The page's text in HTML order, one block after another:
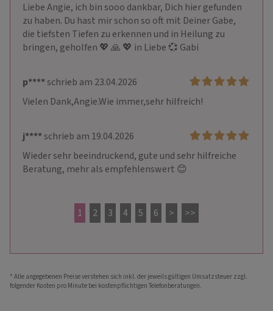
Liebe Angie, ich bin sooo dankbar, Dich hier gefunden
zu haben. Du hast mir schon so oft mit Deiner Gabe,
die tiefsten Tiefen zu erkennen und in Heilung zu
bringen, geholfen 💖 🙏 💖 in Liebe 💞 Gabi
p****schrieb am 23.04.2026
Vielen Dank,Angie.Wie immer,sehr hilfreich!
j****schrieb am 19.04.2026
Wieder sehr beeindruckend, gute und sehr hilfreiche
Beratung, mehr als empfehlenswert 😊
1 2 3 4 5 6 > >>
* Alle angegebenen Preise verstehen sich inkl. der jeweils gültigen Umsatzsteuer zzgl.
folgender Kosten pro Minute bei kostenpflichtigen Telefonberatungen.